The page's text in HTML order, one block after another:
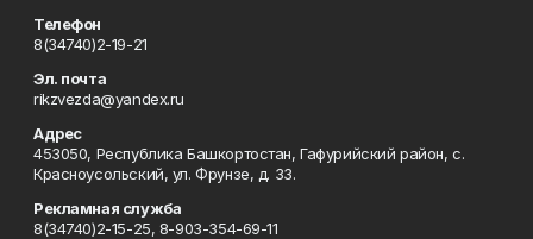
Телефон
8(34740)2-19-21
Эл. почта
rikzvezda@yandex.ru
Адрес
453050, Республика Башкортостан, Гафурийский район, с.
Красноусольский, ул. Фрунзе, д. 33.
Рекламная служба
8(34740)2-15-25, 8-903-354-69-11